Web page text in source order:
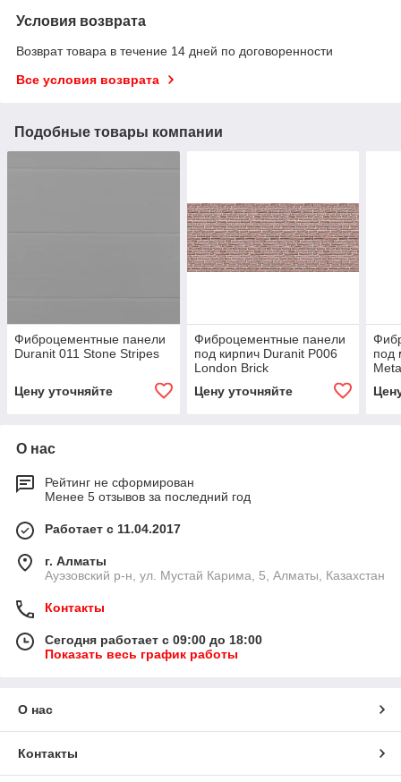
Условия возврата
Возврат товара в течение 14 дней по договоренности
Все условия возврата
Подобные товары компании
Фиброцементные панели
Duranit 011 Stone Stripes
Цену уточняйте
Фиброцементные панели
под кирпич Duranit P006
London Brick
Цену уточняйте
под
О нас
Рейтинг не сформирован
Менее 5 отзывов за последний год
Работает с 11.04.2017
г. Алматы
​Ауэзовский р-н, ул. Мустай Карима, 5, Алматы, Казахстан
Контакты
Сегодня работает с 09:00 до 18:00
Показать весь график работы
О нас
Контакты